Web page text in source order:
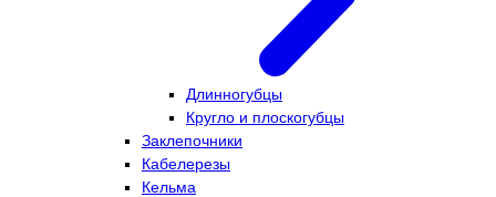
Длинногубцы
Кругло и плоскогубцы
Заклепочники
Кабелерезы
Кельма